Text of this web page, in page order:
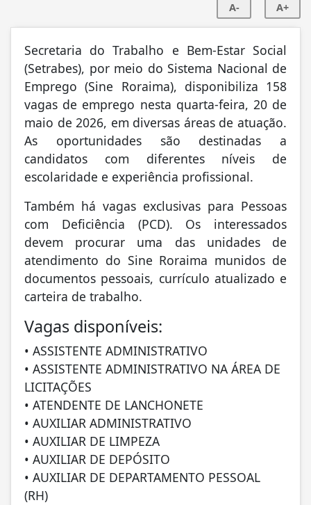
A- A+
Secretaria do Trabalho e Bem-Estar Social
(Setrabes), por meio do Sistema Nacional de
Emprego (Sine Roraima), disponibiliza 158
vagas de emprego nesta quarta-feira, 20 de
maio de 2026, em diversas áreas de atuação.
As oportunidades são destinadas a
candidatos com diferentes níveis de
escolaridade e experiência profissional.
Também há vagas exclusivas para Pessoas
com Deficiência (PCD). Os interessados
devem procurar uma das unidades de
atendimento do Sine Roraima munidos de
documentos pessoais, currículo atualizado e
carteira de trabalho.
Vagas disponíveis:
• ASSISTENTE ADMINISTRATIVO
• ASSISTENTE ADMINISTRATIVO NA ÁREA DE
LICITAÇÕES
• ATENDENTE DE LANCHONETE
• AUXILIAR ADMINISTRATIVO
• AUXILIAR DE LIMPEZA
• AUXILIAR DE DEPÓSITO
• AUXILIAR DE DEPARTAMENTO PESSOAL
(RH)